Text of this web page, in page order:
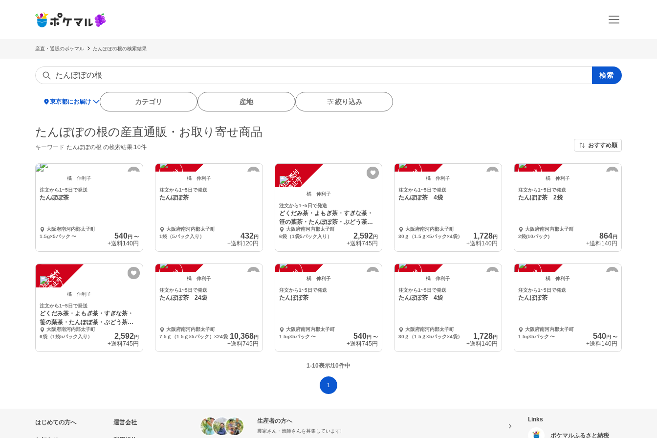
産直・通販のポケマル たんぽぽの根の検索結果
検索
location_on東京都にお届け カテゴリ 産地 絞り込み
たんぽぽの根の産直通販・お取り寄せ商品
キーワード たんぽぽの根 の検索結果:10件 おすすめ順
橘 伸利子
注文から1~5日で発送
たんぽぽ茶
大阪府南河内郡太子町
1.5g×5パック 〜 540円 〜
+送料140円
注
文
受
付
停
止
中 橘 伸利子
注文から1~5日で発送
たんぽぽ茶
大阪府南河内郡太子町
1袋（5パック入り）
432円
+送料120円
注
文
受
付
停
止
中
橘 伸利子
注文から1~5日で発送
どくだみ茶・よもぎ茶・すぎな茶・
笹の葉茶・たんぽぽ茶・ぶどう茶
各1袋大阪府南河内郡太子町
6袋（1袋5パック入り）
2,592円
+送料745円
注
文
受
付
停
止
中 橘 伸利子
注文から1~5日で発送
たんぽぽ茶 4袋
大阪府南河内郡太子町
30ｇ（1.5ｇ×5パック×4袋）
1,728円
+送料140円
注
文
受
付
停
止
中 橘 伸利子
注文から1~5日で発送
たんぽぽ茶 2袋
大阪府南河内郡太子町
2袋(10パック)
864円
+送料140円
注
文
受
付
停
止
中
橘 伸利子
注文から1~5日で発送
どくだみ茶・よもぎ茶・すぎな茶・
笹の葉茶・たんぽぽ茶・ぶどう茶
各1袋大阪府南河内郡太子町
6袋（1袋5パック入り）
2,592円
+送料745円
注
文
受
付
停
止
中 橘 伸利子
注文から1~5日で発送
たんぽぽ茶 24袋
大阪府南河内郡太子町
7.5ｇ（1.5ｇ×5パック）×24袋 10,368円
+送料745円
注
文
受
付
停
止
中 橘 伸利子
注文から1~5日で発送
たんぽぽ茶
大阪府南河内郡太子町
1.5g×5パック 〜 540円〜
+送料745円
注
文
受
付
停
止
中 橘 伸利子
注文から1~5日で発送
たんぽぽ茶 4袋
大阪府南河内郡太子町
30ｇ（1.5ｇ×5パック×4袋）
1,728円
+送料140円
注
文
受
付
停
止
中 橘 伸利子
注文から1~5日で発送
たんぽぽ茶
大阪府南河内郡太子町
1.5g×5パック 〜 540円 〜
+送料140円
1-10表示/10件中
1
はじめての方へ 運営会社 生産者の方へ
農家さん・漁師さんを募集しています!
Links
ポケマルふるさと納税